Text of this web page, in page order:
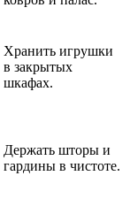
Хранить игрушки
в закрытых
шкафах.
Держать шторы и
гардины в чистоте.